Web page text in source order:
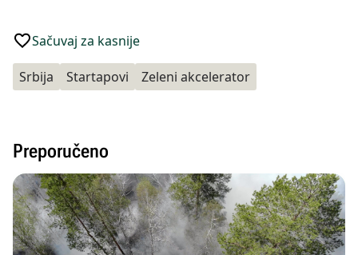
Sačuvaj za kasnije
Srbija Startapovi Zeleni akcelerator
Preporučeno